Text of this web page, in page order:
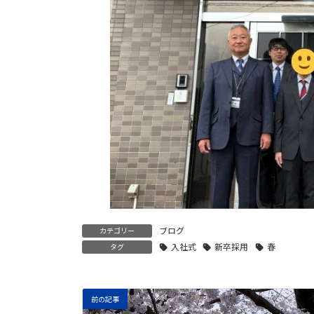
カテゴリー ブログ
タグ 入社式 新卒採用 春
前の記事